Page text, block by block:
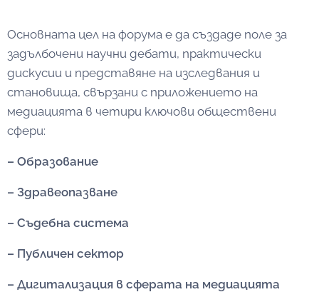
Основната цел на форума е да създаде поле за
задълбочени научни дебати, практически
дискусии и представяне на изследвания и
становища, свързани с приложението на
медиацията в четири ключови обществени
сфери:
– Образование
– Здравеопазване
– Съдебна система
– Публичен сектор
– Дигитализация в сферата на медиацията